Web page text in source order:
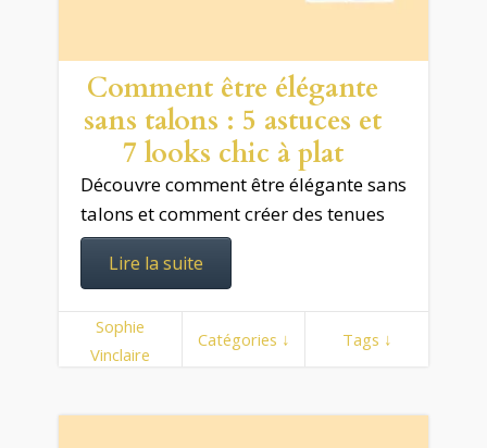
Comment être élégante
sans talons : 5 astuces et
7 looks chic à plat
Découvre comment être élégante sans
talons et comment créer des tenues
Lire la suite
Sophie
Vinclaire
Catégories ↓ Tags ↓